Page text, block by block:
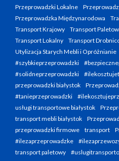
Przeprowadzki Lokalne
Przeprowadzka Międzynarodowa
Transport Krajowy
Transport
Transport Lokalny
Transport
Utylizacja Starych Mebli i Opróżnianie
#szybkieprzeprowadzki
#solidneprzeprowadzki
przeprowadzki białystok
#tanieprzeprowadzki
usługi transportowe białystok
transport mebli białystok
przeprowadzki firmowe
transport
#ilezaprzeprowadzke
transport paletowy